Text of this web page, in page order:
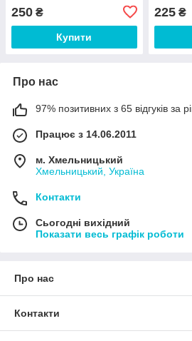
250 ₴
Купити
225₴
Про нас
97% позитивних з 65 відгуків за
Працює з 14.06.2011
м. Хмельницький
Хмельницький, Україна
Контакти
Сьогодні вихідний
Показати весь графік роботи
Про нас
Контакти